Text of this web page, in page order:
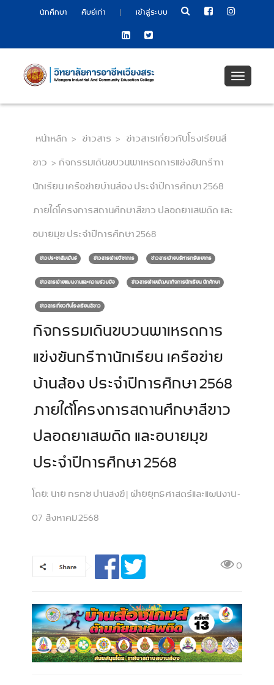
นักศึกษา ศิษย์เก่า | เข้าสู่ระบบ
Toggle
หน้าหลัก > ข่าวสาร > ข่าวสารเกี่ยวกับโรงเรียนสี
ขาว > กิจกรรมเดินขบวนพาเหรดการแข่งขันกรีฑา
นักเรียน เครือข่ายบ้านส้อง ประจำปีการศึกษา 2568
ภายใต้โครงการสถานศึกษาสีขาว ปลอดยาเสพติด และ
อบายมุข ประจำปีการศึกษา 2568
ข่าวประชาสัมพันธ์ ข่าวสารฝ่ายวิชาการ ข่าวสารฝ่ายบริหารทรัพยากร
ข่าวสารฝ่ายแผนงานและความร่วมมือ ข่าวสารฝ่ายพัฒนากิจการนักเรียน นักศึกษา
ข่าวสารเกี่ยวกับโรงเรียนสีขาว
กิจกรรมเดินขบวนพาเหรดการ
แข่งขันกรีฑานักเรียน เครือข่าย
บ้านส้อง ประจำปีการศึกษา 2568
ภายใต้โครงการสถานศึกษาสีขาว
ปลอดยาเสพติด และอบายมุข
ประจำปีการศึกษา 2568
โดย: นาย กรกช ปานสงฆ์ | ฝ่ายยุทธศาสตร์และแผนงาน -
07 สิงหาคม 2568
0